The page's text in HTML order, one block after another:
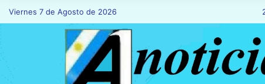
Viernes 7 de Agosto de 2026Hoy es Viernes 7 de Agosto de 2026 y